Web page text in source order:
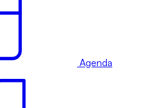
Agenda